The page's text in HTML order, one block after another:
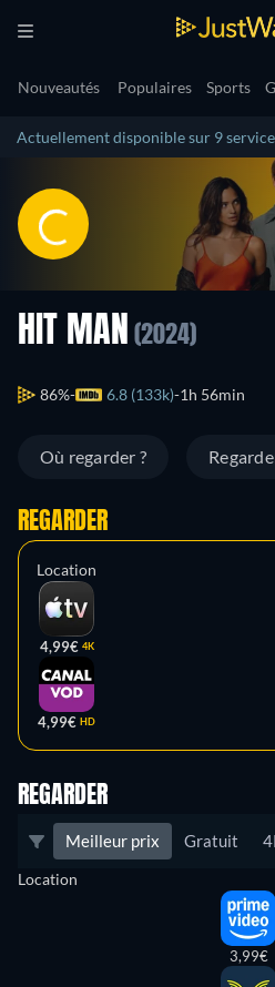
Nouveautés Populaires Sports
Actuellement disponible sur 9
HIT MAN (2024)
86% 6.8 (133k) 1h 56min
Où regarder ?
REGARDER
Location
4,99€ 4K
4,99€ HD
REGARDER
Meilleur prix Gratuit
Location
3,99€